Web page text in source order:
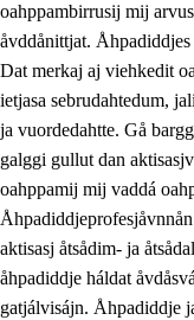
3.2 Åhpadibme
3.3
3.4 Åhpadus
3.5
oahppambirrusij mij
åvddånittjat.
Dat merkaj aj viehkedit
ietjasa sebrudahtedum,
ja vuordedahtte. Gå
galggi gullut dan
oahppamij mij vaddá
aktisasj åtsådim- ja
åhpadiddje háldat
gatjálvisájn. Åhpadiddje